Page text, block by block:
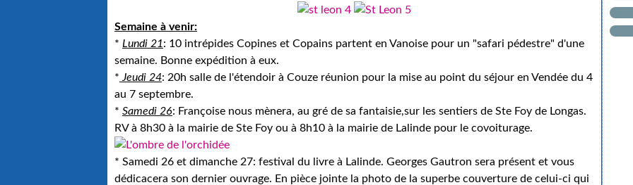
Semaine à venir:
* Lundi 21: 10 intrépides Copines et Copains partent en Vanoise pour un "safari pédestre" d'une
semaine. Bonne expédition à eux.
* Jeudi 24: 20h salle de l'étendoir à Couze réunion pour la mise au point du séjour en Vendée du 4
au 7 septembre.
* Samedi 26: Françoise nous mènera, au gré de sa fantaisie,sur les sentiers de Ste Foy de Longas.
RV à 8h30 à la mairie de Ste Foy ou à 8h10 à la mairie de Lalinde pour le covoiturage.
* Samedi 26 et dimanche 27: festival du livre à Lalinde. Georges Gautron sera présent et vous
dédicacera son dernier ouvrage. En pièce jointe la photo de la superbe couverture de celui-ci qui